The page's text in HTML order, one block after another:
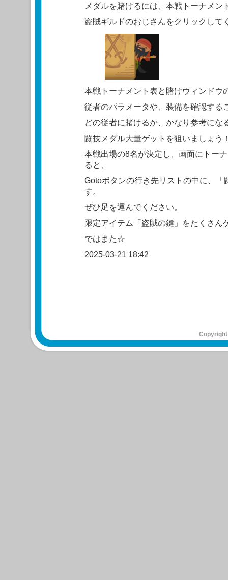
メダルを賭けるには、本戦トーナメン
盗賊ギルドのおじさんをクリックして
本戦トーナメント表と賭けウィンドウ
従者のパラメータや、装備を確認する
どの従者に賭けるか、かなり参考にな
闘技メダル大量ゲットを狙いましょう
本戦出場の8名が決定し、画面にトー
ると、
Gotoボタンの行き先リストの中に、「
す。
ぜひ足を運んでください。
限定アイテム「盗賊の鍵」をたくさん
ではまた☆
2025-03-21 18:42